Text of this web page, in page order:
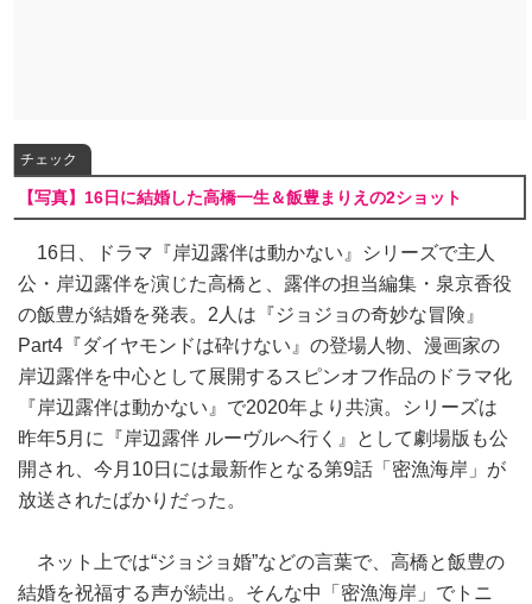
チェック
【写真】16日に結婚した高橋一生＆飯豊まりえの2ショット
16日、ドラマ『岸辺露伴は動かない』シリーズで主人
公・岸辺露伴を演じた高橋と、露伴の担当編集・泉京香役
の飯豊が結婚を発表。2人は『ジョジョの奇妙な冒険』
Part4『ダイヤモンドは砕けない』の登場人物、漫画家の
岸辺露伴を中心として展開するスピンオフ作品のドラマ化
『岸辺露伴は動かない』で2020年より共演。シリーズは
昨年5月に『岸辺露伴 ルーヴルへ行く』として劇場版も公
開され、今月10日には最新作となる第9話「密漁海岸」が
放送されたばかりだった。
ネット上では“ジョジョ婚”などの言葉で、高橋と飯豊の
結婚を祝福する声が続出。そんな中「密漁海岸」でトニ